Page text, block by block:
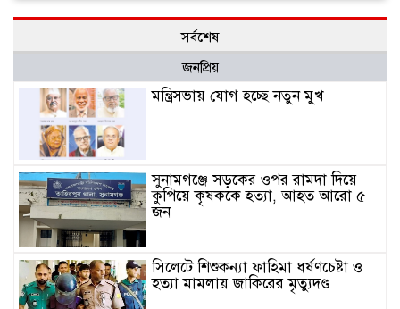
সর্বশেষ
জনপ্রিয়
মন্ত্রিসভায় যোগ হচ্ছে নতুন মুখ
সুনামগঞ্জে সড়কের ওপর রামদা দিয়ে
কুপিয়ে কৃষককে হত্যা, আহত আরো ৫
জন
সিলেটে শিশুকন্যা ফাহিমা ধর্ষণচেষ্টা ও
হত্যা মামলায় জাকিরের মৃত্যুদণ্ড